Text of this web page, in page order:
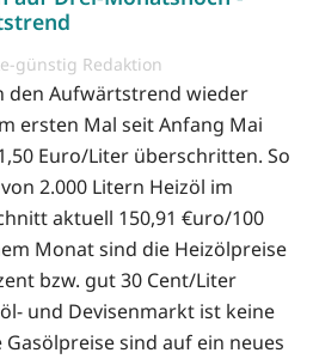
günstig Redaktion
den Aufwärtstrend wieder
ersten Mal seit Anfang Mai
Euro/Liter überschritten. So
2.000 Litern Heizöl im
aktuell 150,91 €uro/100
Monat sind die Heizölpreise
bzw. gut 30 Cent/Liter
und Devisenmarkt ist keine
Gasölpreise sind auf ein neues